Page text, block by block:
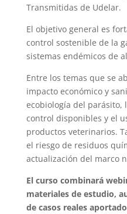
Transmitidas de Udelar.
El objetivo general es
control sostenible de la
sistemas endémicos de
Entre los temas que se
impacto económico y
ecobiología del parásito,
control disponibles y el
productos veterinarios.
el riesgo de residuos
actualización del marco
El curso combinará
materiales de estudio,
de casos reales